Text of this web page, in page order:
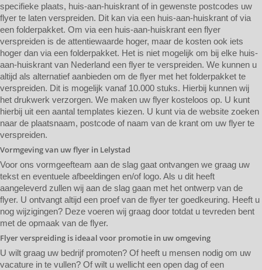
specifieke plaats, huis-aan-huiskrant of in gewenste postcodes uw
flyer te laten verspreiden. Dit kan via een huis-aan-huiskrant of via
een folderpakket. Om via een huis-aan-huiskrant een flyer
verspreiden is de attentiewaarde hoger, maar de kosten ook iets
hoger dan via een folderpakket. Het is niet mogelijk om bij elke huis-
aan-huiskrant van Nederland een flyer te verspreiden. We kunnen u
altijd als alternatief aanbieden om de flyer met het folderpakket te
verspreiden. Dit is mogelijk vanaf 10.000 stuks. Hierbij kunnen wij
het drukwerk verzorgen. We maken uw flyer kosteloos op. U kunt
hierbij uit een aantal templates kiezen. U kunt via de website zoeken
naar de plaatsnaam, postcode of naam van de krant om uw flyer te
verspreiden.
Vormgeving van uw flyer in Lelystad
Voor ons vormgeefteam aan de slag gaat ontvangen we graag uw
tekst en eventuele afbeeldingen en/of logo. Als u dit heeft
aangeleverd zullen wij aan de slag gaan met het ontwerp van de
flyer. U ontvangt altijd een proef van de flyer ter goedkeuring. Heeft u
nog wijzigingen? Deze voeren wij graag door totdat u tevreden bent
met de opmaak van de flyer.
Flyer verspreiding is ideaal voor promotie in uw omgeving
U wilt graag uw bedrijf promoten? Of heeft u mensen nodig om uw
vacature in te vullen? Of wilt u wellicht een open dag of een